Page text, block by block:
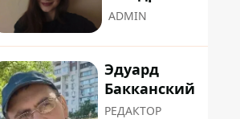
ADMIN
Эдуард
Бакканский
РЕДАКТОР